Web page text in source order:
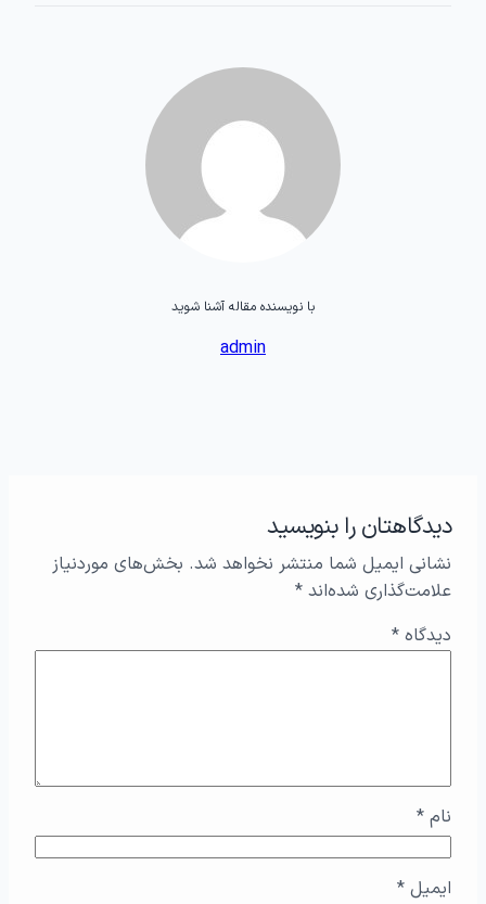
با نویسنده مقاله آشنا شوید
admin
دیدگاهتان را بنویسید
نشانی ایمیل شما منتشر نخواهد شد. بخش‌های موردنیاز
علامت‌گذاری شده‌اند *
دیدگاه *
نام *
ایمیل *